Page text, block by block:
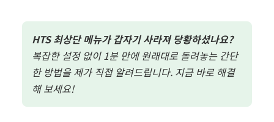
HTS 최상단 메뉴가 갑자기 사라져 당황하셨나요?
복잡한 설정 없이 1분 만에 원래대로 돌려놓는 간단
한 방법을 제가 직접 알려드립니다. 지금 바로 해결
해 보세요!